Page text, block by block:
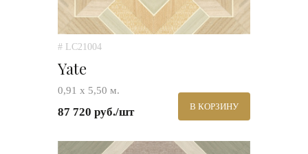
# LC21004
Yate
0,91 х 5,50 м.
87 720 руб./шт В КОРЗИНУ